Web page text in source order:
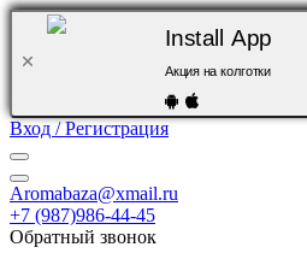
Install App
Акция на колготки
Вход / Регистрация
Aromabaza@xmail.ru
+7 (987)986-44-45
Обратный звонок